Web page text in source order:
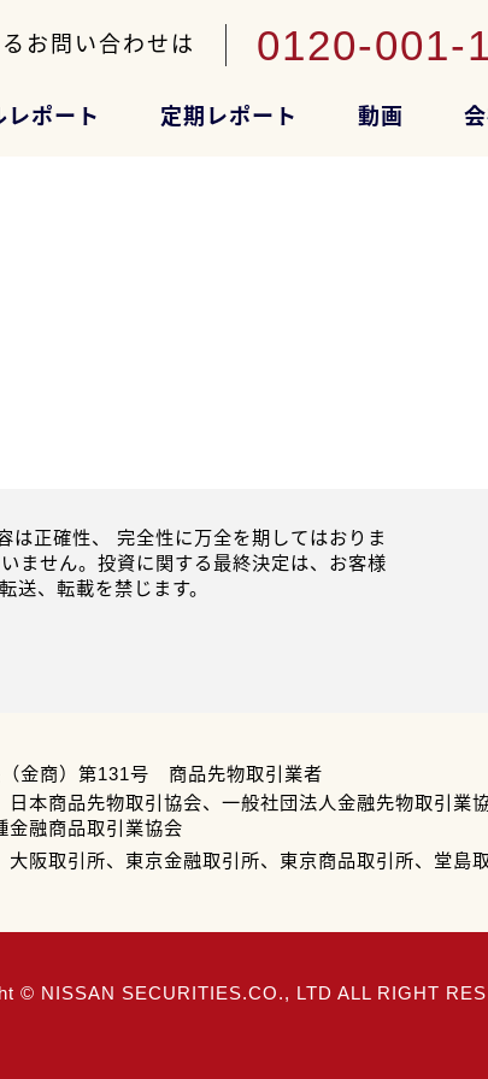
お問い合わせは 0120-001-
レポート 定期レポート 動画
は正確性、 完全性に万全を期してはおりま
ません。投資に関する最終決定は、お客様
送、転載を禁じます。
金商）第131号 商品先物取引業者
日本商品先物取引協会、一般社団法人金融先物取引業
金融商品取引業協会
大阪取引所、東京金融取引所、東京商品取引所、堂島
© NISSAN SECURITIES.CO., LTD ALL RIGHT